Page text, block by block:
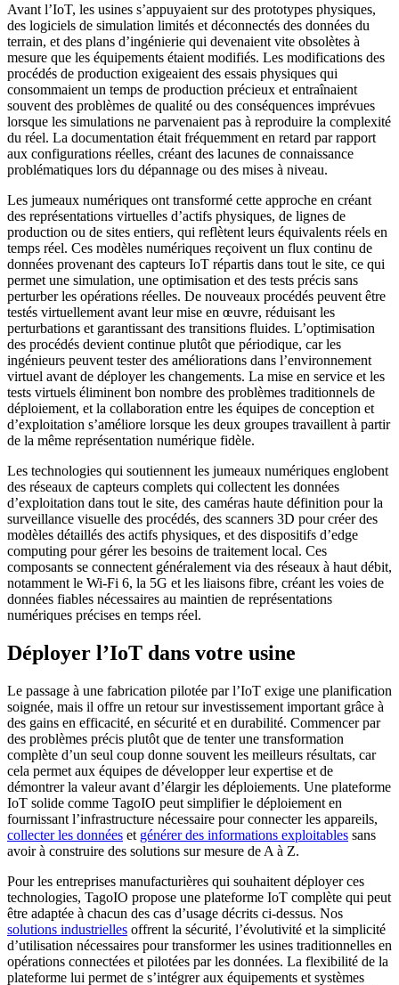
Avant l’IoT, les usines s’appuyaient sur des prototypes physiques,
des logiciels de simulation limités et déconnectés des données du
terrain, et des plans d’ingénierie qui devenaient vite obsolètes à
mesure que les équipements étaient modifiés. Les modifications des
procédés de production exigeaient des essais physiques qui
consommaient un temps de production précieux et entraînaient
souvent des problèmes de qualité ou des conséquences imprévues
lorsque les simulations ne parvenaient pas à reproduire la complexité
du réel. La documentation était fréquemment en retard par rapport
aux configurations réelles, créant des lacunes de connaissance
problématiques lors du dépannage ou des mises à niveau.
Les jumeaux numériques ont transformé cette approche en créant
des représentations virtuelles d’actifs physiques, de lignes de
production ou de sites entiers, qui reflètent leurs équivalents réels en
temps réel. Ces modèles numériques reçoivent un flux continu de
données provenant des capteurs IoT répartis dans tout le site, ce qui
permet une simulation, une optimisation et des tests précis sans
perturber les opérations réelles. De nouveaux procédés peuvent être
testés virtuellement avant leur mise en œuvre, réduisant les
perturbations et garantissant des transitions fluides. L’optimisation
des procédés devient continue plutôt que périodique, car les
ingénieurs peuvent tester des améliorations dans l’environnement
virtuel avant de déployer les changements. La mise en service et les
tests virtuels éliminent bon nombre des problèmes traditionnels de
déploiement, et la collaboration entre les équipes de conception et
d’exploitation s’améliore lorsque les deux groupes travaillent à partir
de la même représentation numérique fidèle.
Les technologies qui soutiennent les jumeaux numériques englobent
des réseaux de capteurs complets qui collectent les données
d’exploitation dans tout le site, des caméras haute définition pour la
surveillance visuelle des procédés, des scanners 3D pour créer des
modèles détaillés des actifs physiques, et des dispositifs d’edge
computing pour gérer les besoins de traitement local. Ces
composants se connectent généralement via des réseaux à haut débit,
notamment le Wi-Fi 6, la 5G et les liaisons fibre, créant les voies de
données fiables nécessaires au maintien de représentations
numériques précises en temps réel.
Déployer l’IoT dans votre usine
Le passage à une fabrication pilotée par l’IoT exige une planification
soignée, mais il offre un retour sur investissement important grâce à
des gains en efficacité, en sécurité et en durabilité. Commencer par
des problèmes précis plutôt que de tenter une transformation
complète d’un seul coup donne souvent les meilleurs résultats, car
cela permet aux équipes de développer leur expertise et de
démontrer la valeur avant d’élargir les déploiements. Une plateforme
IoT solide comme TagoIO peut simplifier le déploiement en
fournissant l’infrastructure nécessaire pour connecter les appareils,
collecter les données et générer des informations exploitables sans
avoir à construire des solutions sur mesure de A à Z.
Pour les entreprises manufacturières qui souhaitent déployer ces
technologies, TagoIO propose une plateforme IoT complète qui peut
être adaptée à chacun des cas d’usage décrits ci-dessus. Nos
solutions industrielles offrent la sécurité, l’évolutivité et la simplicité
d’utilisation nécessaires pour transformer les usines traditionnelles en
opérations connectées et pilotées par les données. La flexibilité de la
plateforme lui permet de s’intégrer aux équipements et systèmes